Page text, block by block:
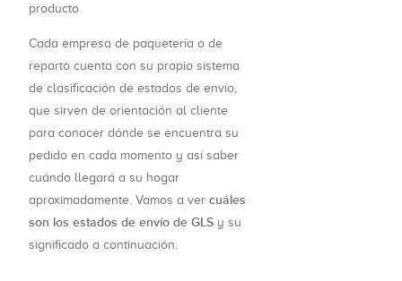
producto.
Cada empresa de paquetería o de
reparto cuenta con su propio sistema
de clasificación de estados de envío,
que sirven de orientación al cliente
para conocer dónde se encuentra su
pedido en cada momento y así saber
cuándo llegará a su hogar
aproximadamente. Vamos a ver cuáles
son los estados de envío de GLS y su
significado a continuación.